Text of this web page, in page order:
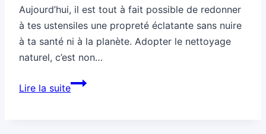
Aujourd’hui, il est tout à fait possible de redonner
à tes ustensiles une propreté éclatante sans nuire
à ta santé ni à la planète. Adopter le nettoyage
naturel, c’est non…
Lire la suiteComment